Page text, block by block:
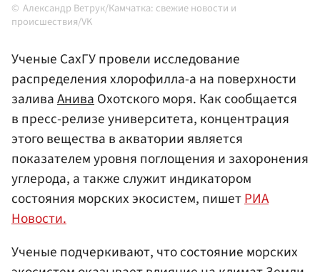
Александр Ветрук/Камчатка: свежие новости и
происшествия/VK
Ученые СахГУ провели исследование
распределения хлорофилла-а на поверхности
заливаАниваОхотского моря. Как сообщается
в пресс-релизе университета, концентрация
этого вещества в акватории является
показателем уровня поглощения и захоронения
углерода, а также служит индикатором
состояния морских экосистем, пишетРИА
Новости.
Ученые подчеркивают, что состояние морских